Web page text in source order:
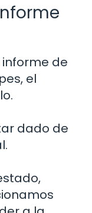
informe de
el
dado de